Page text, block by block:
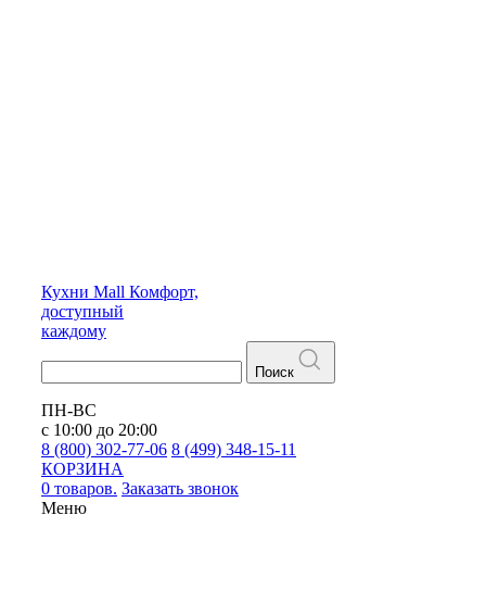
Кухни Mall Комфорт,
доступный
каждому
Поиск
ПН-ВС
с 10:00 до 20:00
8 (800) 302-77-06 8 (499) 348-15-11
КОРЗИНА
0 товаров. Заказать звонок
Меню